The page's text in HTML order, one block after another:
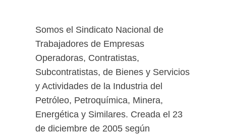
Somos el Sindicato Nacional de
Trabajadores de Empresas
Operadoras, Contratistas,
Subcontratistas, de Bienes y Servicios
y Actividades de la Industria del
Petróleo, Petroquímica, Minera,
Energética y Similares. Creada el 23
de diciembre de 2005 según